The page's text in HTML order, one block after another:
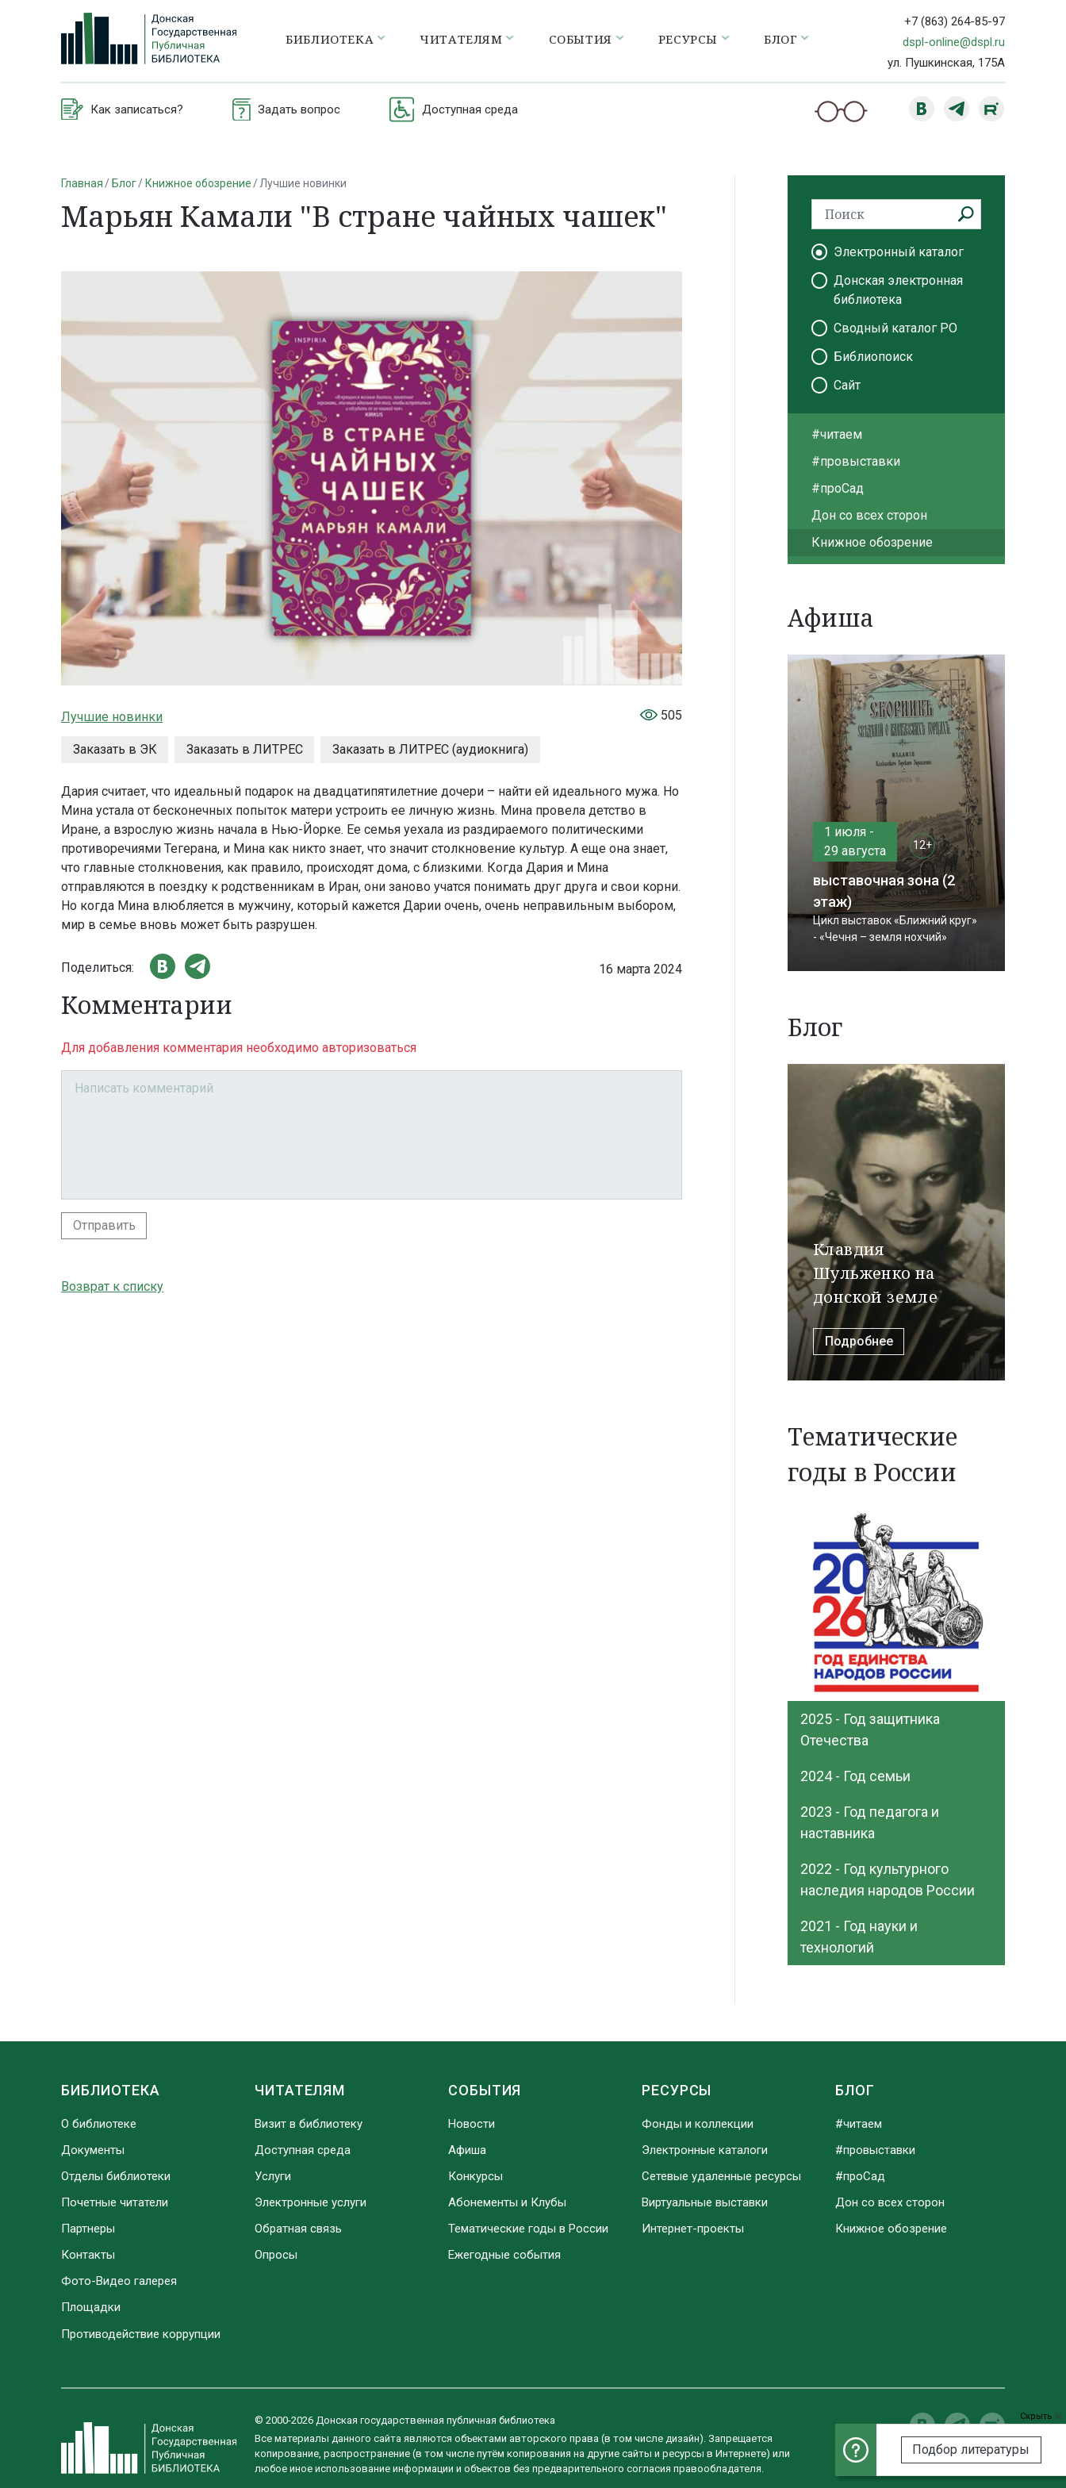
БИБЛИОТЕКА ЧИТАТЕЛЯМ СОБЫТИЯ РЕСУРСЫ БЛОГ
+7 (863) 264-85-97
dspl-online@dspl.ru
ул. Пушкинская, 175А
Как записаться? Задать вопрос Доступная среда
Главная Блог Книжное обозрение Лучшие новинки
Марьян Камали "В стране чайных чашек"
Лучшие новинки
Заказать в ЭК Заказать в ЛИТРЕС Заказать в ЛИТРЕС (аудиокнига)
505
Дария считает, что идеальный подарок на двадцатипятилетние дочери – найти ей идеального мужа. Но
Мина устала от бесконечных попыток матери устроить ее личную жизнь. Мина провела детство в
Иране, а взрослую жизнь начала в Нью-Йорке. Ее семья уехала из раздираемого политическими
противоречиями Тегерана, и Мина как никто знает, что значит столкновение культур. А еще она знает,
что главные столкновения, как правило, происходят дома, с близкими. Когда Дария и Мина
отправляются в поездку к родственникам в Иран, они заново учатся понимать друг друга и свои корни.
Но когда Мина влюбляется в мужчину, который кажется Дарии очень, очень неправильным выбором,
мир в семье вновь может быть разрушен.
16 марта 2024
Поделиться:
Комментарии
Для добавления комментария необходимо авторизоваться
Отправить
Возврат к списку
Электронный каталог
Донская электронная
библиотека
Сводный каталог РО
Библиопоиск
Сайт
#читаем
#провыставки
#проСад
Дон со всех сторон
Книжное обозрение
Афиша
1 июля -
29 августа
12+
выставочная зона (2
этаж)
Цикл выставок «Ближний круг»
- «Чечня – земля нохчий»
Блог
Клавдия
Шульженко на
донской земле
Подробнее
Тематические
годы в России
2025 - Год защитника
Отечества
2024 - Год семьи
2023 - Год педагога и
наставника
2022 - Год культурного
наследия народов России
2021 - Год науки и
технологий
Скрыть
Подбор литературы
БИБЛИОТЕКА
О библиотеке
Документы
Отделы библиотеки
Почетные читатели
Партнеры
Контакты
Фото-Видео галерея
Площадки
Противодействие коррупции
ЧИТАТЕЛЯМ
Визит в библиотеку
Доступная среда
Услуги
Электронные услуги
Обратная связь
Опросы
СОБЫТИЯ
Новости
Афиша
Конкурсы
Абонементы и Клубы
Тематические годы в России
Ежегодные события
РЕСУРСЫ
Фонды и коллекции
Электронные каталоги
Сетевые удаленные ресурсы
Виртуальные выставки
Интернет-проекты
БЛОГ
#читаем
#провыставки
#проСад
Дон со всех сторон
Книжное обозрение
© 2000-2026 Донская государственная публичная библиотека
Все материалы данного сайта являются объектами авторского права (в том числе дизайн). Запрещается
копирование, распространение (в том числе путём копирования на другие сайты и ресурсы в Интернете) или
любое иное использование информации и объектов без предварительного согласия правообладателя.
Разработка сайта